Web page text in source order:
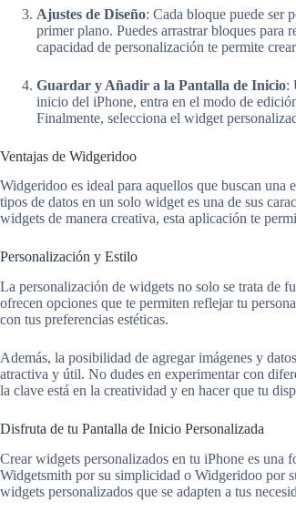
Ajustes de Diseño: Cada bloque puede ser
primer plano. Puedes arrastrar bloques para
capacidad de personalización te permite
Guardar y Añadir a la Pantalla de Inicio:
inicio del iPhone, entra en el modo de
Finalmente, selecciona el widget
Ventajas de Widgeridoo
Widgeridoo es ideal para aquellos que buscan
tipos de datos en un solo widget es una de sus
widgets de manera creativa, esta aplicación te
Personalización y Estilo
La personalización de widgets no solo se trata de
ofrecen opciones que te permiten reflejar tu
con tus preferencias estéticas.
Además, la posibilidad de agregar imágenes y
atractiva y útil. No dudes en experimentar con
la clave está en la creatividad y en hacer que tu
Disfruta de tu Pantalla de Inicio Personalizada
Crear widgets personalizados en tu iPhone es una
Widgetsmith por su simplicidad o Widgeridoo por
widgets personalizados que se adapten a tus